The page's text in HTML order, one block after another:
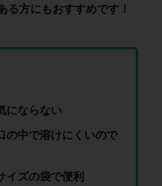
る方にもおすすめです！
にならない
の中で溶けにくいので
イズの袋で便利